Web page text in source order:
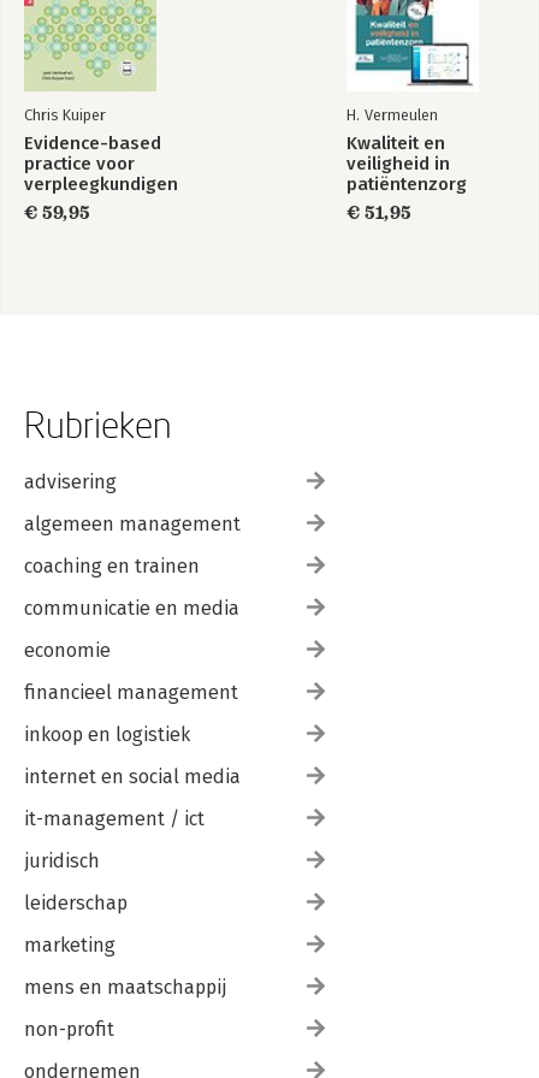
Chris Kuiper
Evidence-based
practice voor
verpleegkundigen
€ 59,95
H. Vermeulen
Kwaliteit en
veiligheid in
patiëntenzorg
€ 51,95
Rubrieken
advisering
algemeen management
coaching en trainen
communicatie en media
economie
financieel management
inkoop en logistiek
internet en social media
it-management / ict
juridisch
leiderschap
marketing
mens en maatschappij
non-profit
ondernemen